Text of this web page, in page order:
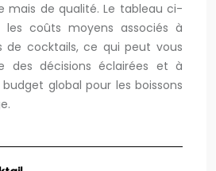
mais de qualité. Le tableau ci-
les coûts moyens associés à
de cocktails, ce qui peut vous
des décisions éclairées et à
global pour les boissons